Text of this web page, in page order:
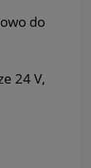
do
24 V,